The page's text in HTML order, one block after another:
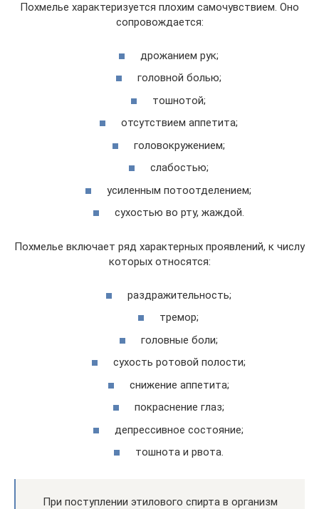
Похмелье характеризуется плохим самочувствием. Оно
сопровождается:
дрожанием рук;
головной болью;
тошнотой;
отсутствием аппетита;
головокружением;
слабостью;
усиленным потоотделением;
сухостью во рту, жаждой.
Похмелье включает ряд характерных проявлений, к числу
которых относятся:
раздражительность;
тремор;
головные боли;
сухость ротовой полости;
снижение аппетита;
покраснение глаз;
депрессивное состояние;
тошнота и рвота.
При поступлении этилового спирта в организм